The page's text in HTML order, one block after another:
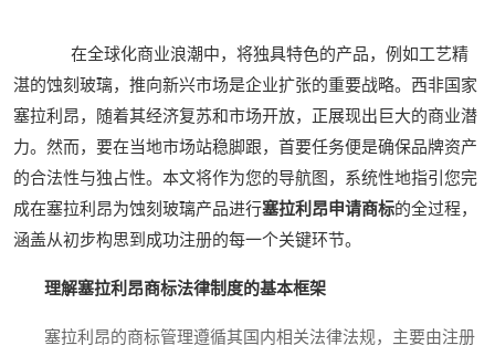
在全球化商业浪潮中，将独具特色的产品，例如工艺精
湛的蚀刻玻璃，推向新兴市场是企业扩张的重要战略。西非国家
塞拉利昂，随着其经济复苏和市场开放，正展现出巨大的商业潜
力。然而，要在当地市场站稳脚跟，首要任务便是确保品牌资产
的合法性与独占性。本文将作为您的导航图，系统性地指引您完
成在塞拉利昂为蚀刻玻璃产品进行塞拉利昂申请商标的全过程，
涵盖从初步构思到成功注册的每一个关键环节。
理解塞拉利昂商标法律制度的基本框架
塞拉利昂的商标管理遵循其国内相关法律法规，主要由注册